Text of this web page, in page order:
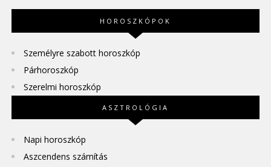
HOROSZKÓPOK
Személyre szabott horoszkóp
Párhoroszkóp
Szerelmi horoszkóp
ASZTROLÓGIA
Napi horoszkóp
Aszcendens számítás